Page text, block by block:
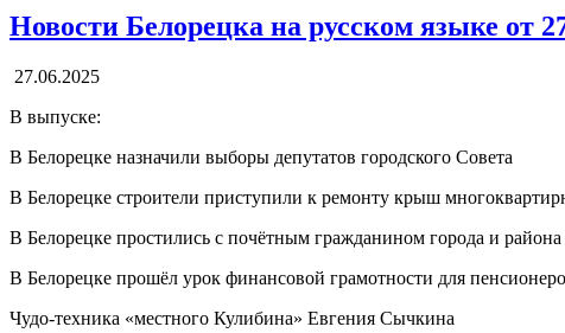
Новости Белорецка на русском языке от
27.06.2025
В выпуске:
В Белорецке назначили выборы депутатов городского Совета
В Белорецке строители приступили к ремонту крыш
В Белорецке простились с почётным гражданином города и
В Белорецке прошёл урок финансовой грамотности для
Чудо-техника «местного Кулибина» Евгения Сычкина